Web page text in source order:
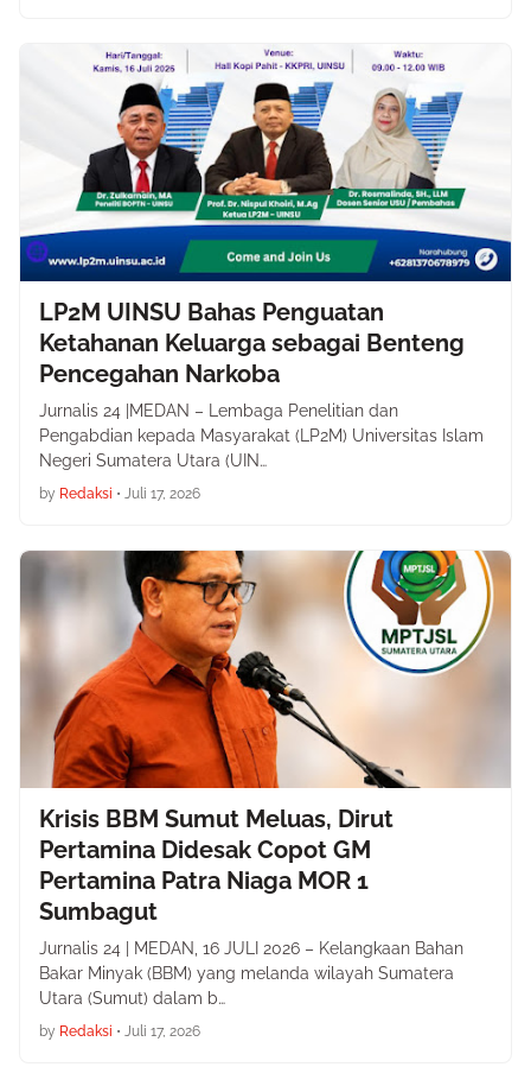
LP2M UINSU Bahas Penguatan
Ketahanan Keluarga sebagai Benteng
Pencegahan Narkoba
Jurnalis 24 |MEDAN – Lembaga Penelitian dan
Pengabdian kepada Masyarakat (LP2M) Universitas Islam
Negeri Sumatera Utara (UIN…
by Redaksi • Juli 17, 2026
Krisis BBM Sumut Meluas, Dirut
Pertamina Didesak Copot GM
Pertamina Patra Niaga MOR 1
Sumbagut
Jurnalis 24 | MEDAN, 16 JULI 2026 – Kelangkaan Bahan
Bakar Minyak (BBM) yang melanda wilayah Sumatera
Utara (Sumut) dalam b…
by Redaksi • Juli 17, 2026